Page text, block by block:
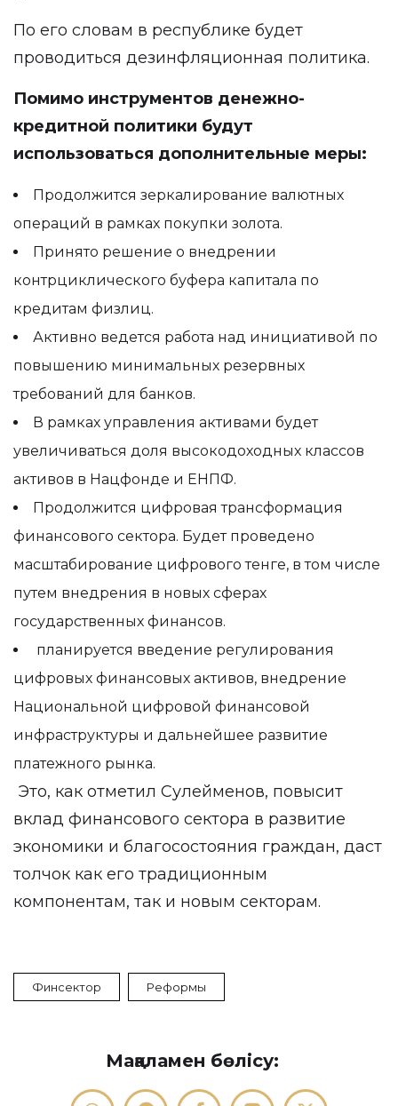
По его словам в республике будет
проводиться дезинфляционная политика.
Помимо инструментов денежно-
кредитной политики будут
использоваться дополнительные меры:
Продолжится зеркалирование валютных
операций в рамках покупки золота.
Принято решение о внедрении
контрциклического буфера капитала по
кредитам физлиц.
Активно ведется работа над инициативой по
повышению минимальных резервных
требований для банков.
В рамках управления активами будет
увеличиваться доля высокодоходных классов
активов в Нацфонде и ЕНПФ.
Продолжится цифровая трансформация
финансового сектора. Будет проведено
масштабирование цифрового тенге, в том числе
путем внедрения в новых сферах
государственных финансов.
планируется введение регулирования
цифровых финансовых активов, внедрение
Национальной цифровой финансовой
инфраструктуры и дальнейшее развитие
платежного рынка.
Это, как отметил Сулейменов, повысит
вклад финансового сектора в развитие
экономики и благосостояния граждан, даст
толчок как его традиционным
компонентам, так и новым секторам.
Финсектор Реформы
Мақаламен бөлісу: